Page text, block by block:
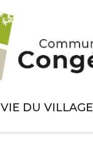
VIE DU VILLAGE